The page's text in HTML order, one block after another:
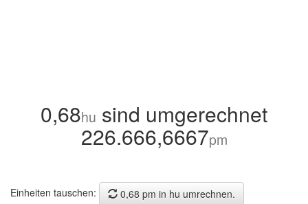
0,68hu sind umgerechnet
226.666,6667pm
Einheiten tauschen:
0,68 pm in hu umrechnen.